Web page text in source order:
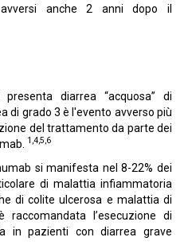
anche 2 anni dopo il
diarrea “acquosa” di
di grado 3 è l'evento avverso più
del trattamento da parte dei
1,4,5,6
si manifesta nel 8-22% dei
di malattia infiammatoria
di colite ulcerosa e malattia di
raccomandata l’esecuzione di
in pazienti con diarrea grave